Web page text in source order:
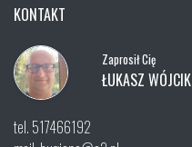
KONTAKT
Zaprosił Cię
ŁUKASZ WÓJCIK
tel. 517466192